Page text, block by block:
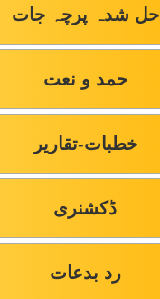
حل شدہ پرچہ جات
حمد و نعت
خطبات-تقاریر
ڈکشنری
رد بدعات